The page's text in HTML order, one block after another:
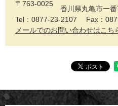
〒763-0025
香川県丸亀市一番
Tel：0877-23-2107
Fax：
メールでのお問い合わせはこち